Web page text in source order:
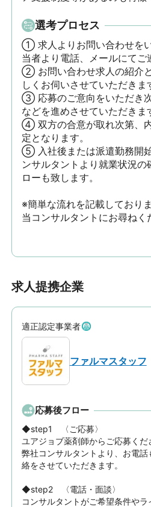
選考プロセス
① 求人よりお問い合わせを
当者より電話、メールにてご
② お問い合わせ求人の紹介
しくお伺いさせていただきま
③ 応募のご意向をいただき
などを進めさせていただきま
④ 双方の合意が取れ次第、
定となります。
⑤ 入社後または派遣勤務開
ンサルタントより就業状況の
ローも致します。
※簡単な流れを記載しており
当コンサルタントにお尋ねく
求人提携企業
適正認定事業者
ファルマスタッフ
応募後フロー
◆step1　〈ご応募〉
ユアジョブ薬剤師からご応募くだ
弊社コンサルタントより、お電
絡をさせていただきます。
◆step2　〈電話・面談〉
コンサルタントがご希望条件や